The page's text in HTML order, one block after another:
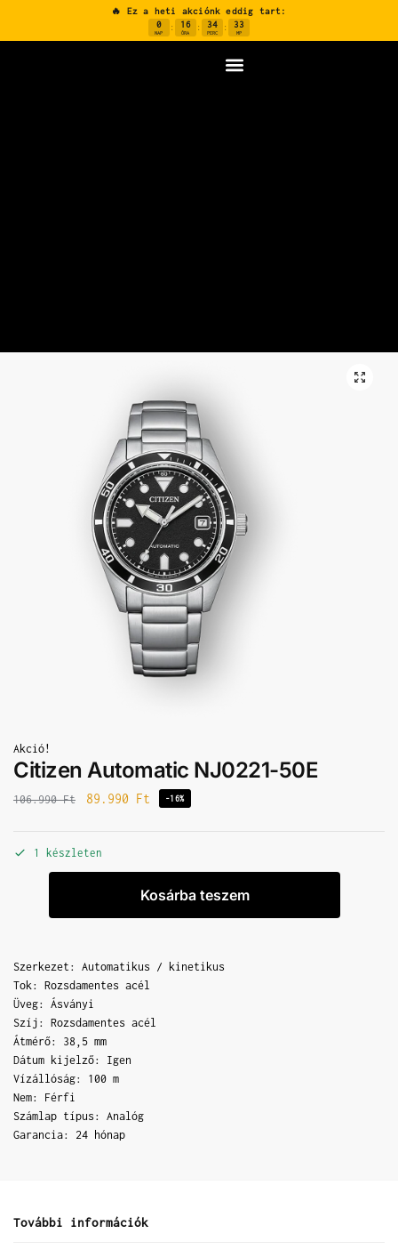
🔥 Ez a heti akciónk eddig tart:
0
NAP
: 16
ÓRA
: 34
PERC
: 32
MP
Akció!
Citizen Automatic NJ0221-50E
106.990Ft 89.990 Ft -16%
1 készleten
Kosárba teszem
Szerkezet: Automatikus / kinetikus
Tok: Rozsdamentes acél
Üveg: Ásványi
Szíj: Rozsdamentes acél
Átmérő: 38,5 mm
Dátum kijelző: Igen
Vízállóság: 100 m
Nem: Férfi
Számlap típus: Analóg
Garancia: 24 hónap
További információk